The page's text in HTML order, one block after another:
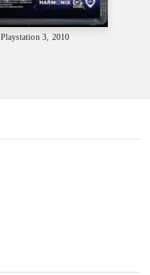
Playstation 3, 2010